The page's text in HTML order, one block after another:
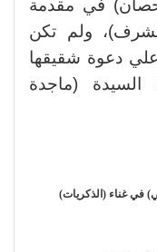
في مقدمة
ولم تكن
دعوة شقيقها
السيدة (ماجدة
في غناء (الذكريات)